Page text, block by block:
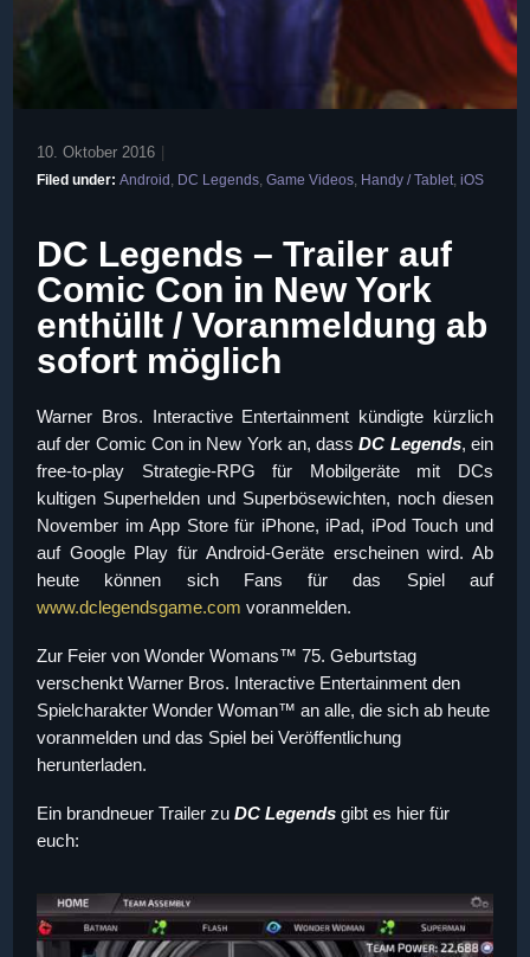
10. Oktober 2016
Filed under: Android , DC Legends, Game Videos, Handy / Tablet, iOS
DC Legends – Trailer auf
Comic Con in New York
enthüllt / Voranmeldung ab
sofort möglich
Warner Bros. Interactive Entertainment kündigte kürzlich
auf der Comic Con in New York an, dassDC Legends, ein
free-to-play Strategie-RPG für Mobilgeräte mit DCs
kultigen Superhelden und Superbösewichten, noch diesen
November im App Store für iPhone, iPad, iPod Touch und
auf Google Play für Android-Geräte erscheinen wird. Ab
heute können sich Fans für das Spiel auf
www.dclegendsgame.com voranmelden.
Zur Feier von Wonder Womans™ 75. Geburtstag
verschenkt Warner Bros. Interactive Entertainment den
Spielcharakter Wonder Woman™ an alle, die sich ab heute
voranmelden und das Spiel bei Veröffentlichung
herunterladen.
Ein brandneuer Trailer zu DC Legends gibt es hier für
euch: